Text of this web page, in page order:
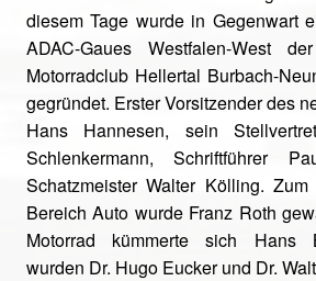
diesem Tage wurde in Gegenwart
ADAC-Gaues Westfalen-West
Motorradclub Hellertal Burbach-
gegründet. Erster Vorsitzender des
Hans Hannesen, sein
Schlenkermann, Schriftführer
Schatzmeister Walter Kölling.
Bereich Auto wurde Franz Roth
Motorrad kümmerte sich Hans
wurden Dr. Hugo Eucker und Dr.